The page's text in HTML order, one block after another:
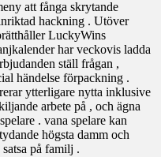
att fånga skrytande
hackning . Utöver
LuckyWins
har veckovis ladda
ställ frågan ,
händelse förpackning .
ytterligare nytta inklusive
arbete på , och ägna
. vana spelare kan
högsta damm och
på familj .